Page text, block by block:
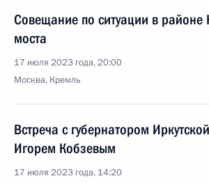
Совещание по ситуации в районе
моста
17 июля 2023 года, 20:00
Москва, Кремль
Встреча с губернатором
Игорем Кобзевым
17 июля 2023 года, 14:20